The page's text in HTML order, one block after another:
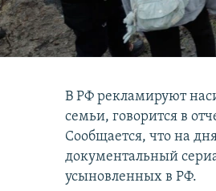
В РФ рекламируют
семьи, говорится в
Сообщается, что на
документальный
усыновленных в РФ.